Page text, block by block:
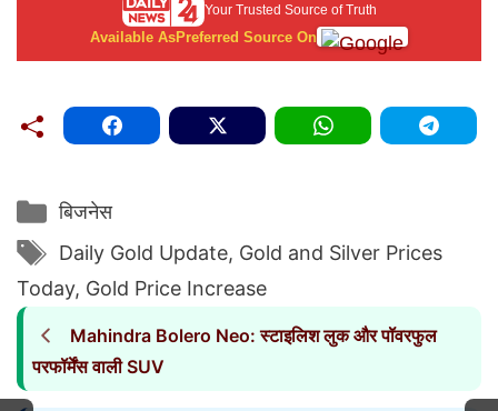
Your Trusted Source of Truth
Available AsPreferred Source On
Categories
बिजनेस
Tags
Daily Gold Update, Gold and Silver Prices
Today, Gold Price Increase
Mahindra Bolero Neo: स्टाइलिश लुक और पॉवरफुल
परफॉर्मेंस वाली SUV